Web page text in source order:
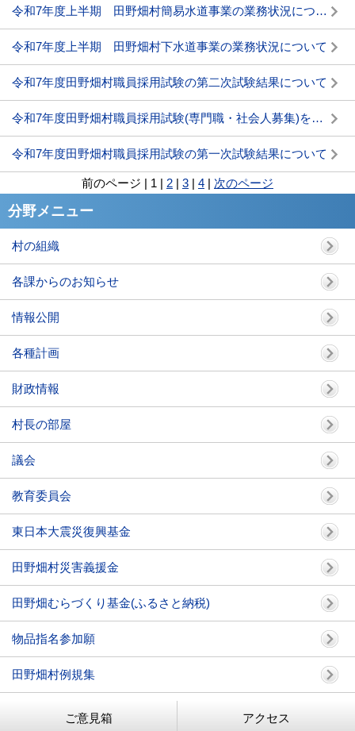
令和7年度上半期 田野畑村簡易水道事業の業務状況について
令和7年度上半期 田野畑村下水道事業の業務状況について
令和7年度田野畑村職員採用試験の第二次試験結果について
令和7年度田野畑村職員採用試験(専門職・社会人募集)を行います(11/4締切)
令和7年度田野畑村職員採用試験の第一次試験結果について
前のページ | 1 | 2 | 3 | 4 | 次のページ
分野メニュー
村の組織
各課からのお知らせ
情報公開
各種計画
財政情報
村長の部屋
議会
教育委員会
東日本大震災復興基金
田野畑村災害義援金
田野畑むらづくり基金(ふるさと納税)
物品指名参加願
田野畑村例規集
ご意見箱 アクセス